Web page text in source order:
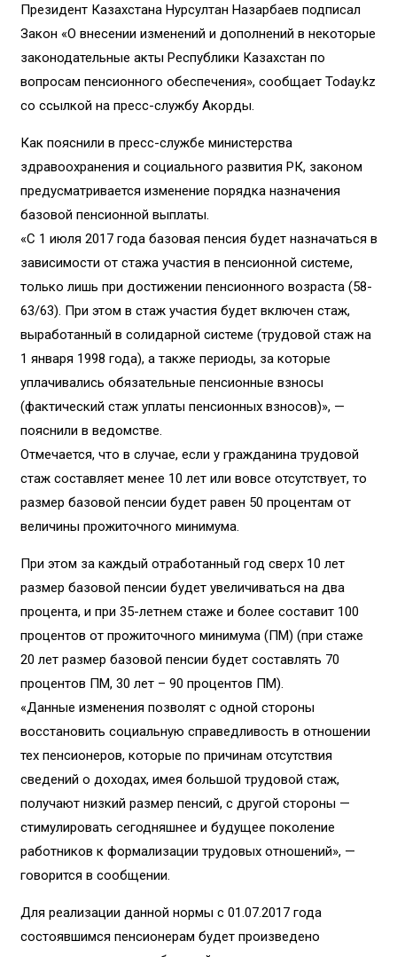
Президент Казахстана Нурсултан Назарбаев подписал
Закон «О внесении изменений и дополнений в некоторые
законодательные акты Республики Казахстан по
вопросам пенсионного обеспечения», сообщает Today.kz
со ссылкой на пресс-службу Акорды.
Как пояснили в пресс-службе министерства
здравоохранения и социального развития РК, законом
предусматривается изменение порядка назначения
базовой пенсионной выплаты.
«С 1 июля 2017 года базовая пенсия будет назначаться в
зависимости от стажа участия в пенсионной системе,
только лишь при достижении пенсионного возраста (58-
63/63). При этом в стаж участия будет включен стаж,
выработанный в солидарной системе (трудовой стаж на
1 января 1998 года), а также периоды, за которые
уплачивались обязательные пенсионные взносы
(фактический стаж уплаты пенсионных взносов)», —
пояснили в ведомстве.
Отмечается, что в случае, если у гражданина трудовой
стаж составляет менее 10 лет или вовсе отсутствует, то
размер базовой пенсии будет равен 50 процентам от
величины прожиточного минимума.
При этом за каждый отработанный год сверх 10 лет
размер базовой пенсии будет увеличиваться на два
процента, и при 35-летнем стаже и более составит 100
процентов от прожиточного минимума (ПМ) (при стаже
20 лет размер базовой пенсии будет составлять 70
процентов ПМ, 30 лет – 90 процентов ПМ).
«Данные изменения позволят с одной стороны
восстановить социальную справедливость в отношении
тех пенсионеров, которые по причинам отсутствия
сведений о доходах, имея большой трудовой стаж,
получают низкий размер пенсий, с другой стороны —
стимулировать сегодняшнее и будущее поколение
работников к формализации трудовых отношений», —
говорится в сообщении.
Для реализации данной нормы с 01.07.2017 года
состоявшимся пенсионерам будет произведено